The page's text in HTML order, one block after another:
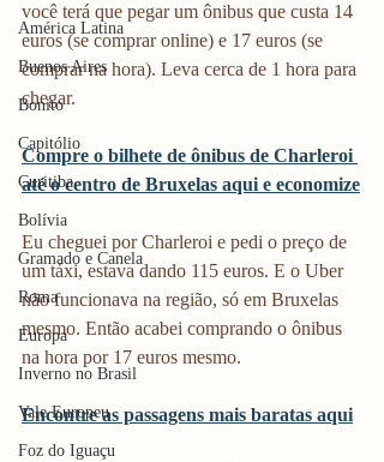
América Latina
Buenos Aires
Bonito
Capitólio
Curitiba
Bolívia
Gramado e Canela
Roma
Europa
Inverno no Brasil
Vale Europeu
Foz do Iguaçu
você terá que pegar um ônibus que custa 14
euros (se comprar online) e 17 euros (se
comprar na hora). Leva cerca de 1 hora para
chegar.
Compre o bilhete de ônibus de Charleroi
até o centro de Bruxelas aqui e economize
Eu cheguei por Charleroi e pedi o preço de
um táxi, estava dando 115 euros. E o Uber
não funcionava na região, só em Bruxelas
mesmo. Então acabei comprando o ônibus
na hora por 17 euros mesmo.
Encontre as passagens mais baratas aqui